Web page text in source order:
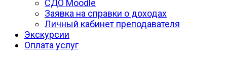
СДО Moodle
Заявка на справки о доходах
Личный кабинет преподавателя
Экскурсии
Оплата услуг